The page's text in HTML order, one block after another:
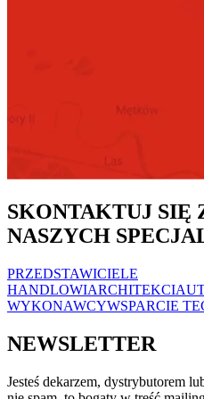
SKONTAKTUJ SIĘ
NASZYCH
PRZEDSTAWICIELE
HANDLOWIARCHITEKCI
WYKONAWCYWSPARCIE
NEWSLETTER
Jesteś dekarzem, dystrybutorem